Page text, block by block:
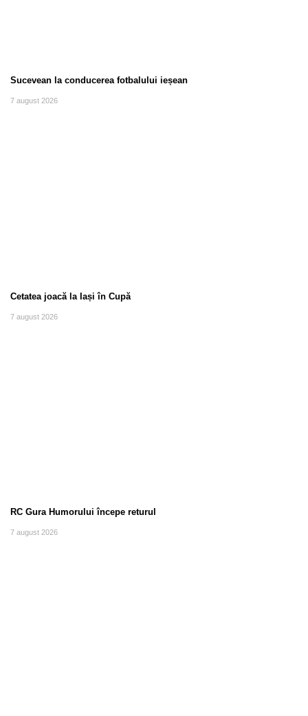
Sucevean la conducerea fotbalului ieșean
7 august 2026
Cetatea joacă la Iași în Cupă
7 august 2026
RC Gura Humorului începe returul
7 august 2026